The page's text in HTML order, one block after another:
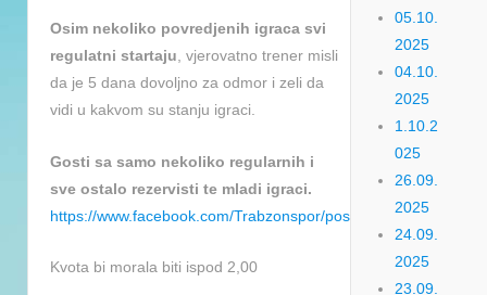
Osim nekoliko povredjenih igraca svi
regulatni startaju, vjerovatno trener misli
da je 5 dana dovoljno za odmor i zeli da
vidi u kakvom su stanju igraci.
Gosti sa samo nekoliko regularnih i
sve ostalo rezervisti te mladi igraci.
https://www.facebook.com/Trabzonspor/posts/
Kvota bi morala biti ispod 2,00
05.10.
2025
04.10.
2025
1.10.2
025
26.09.
2025
24.09.
2025
23.09.